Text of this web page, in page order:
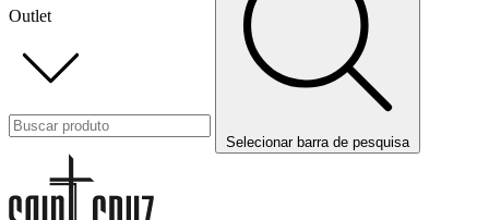
Outlet
Selecionar barra de pesquisa